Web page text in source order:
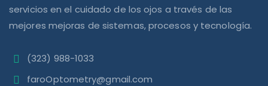
servicios en el cuidado de los ojos a través de las
mejores mejoras de sistemas, procesos y tecnología.
(323) 988-1033
faroOptometry@gmail.com